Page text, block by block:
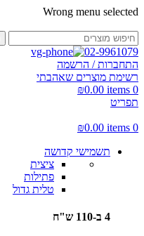
Wrong menu selected
02-9961079
התחברות / הרשמה
רשימת מוצרים שאהבתי
0
items
₪0.00
תפריט
0
items
₪0.00
תשמישי קדושה
ציצית
פתילות
טלית גדול
4 ב-110 ש"ח